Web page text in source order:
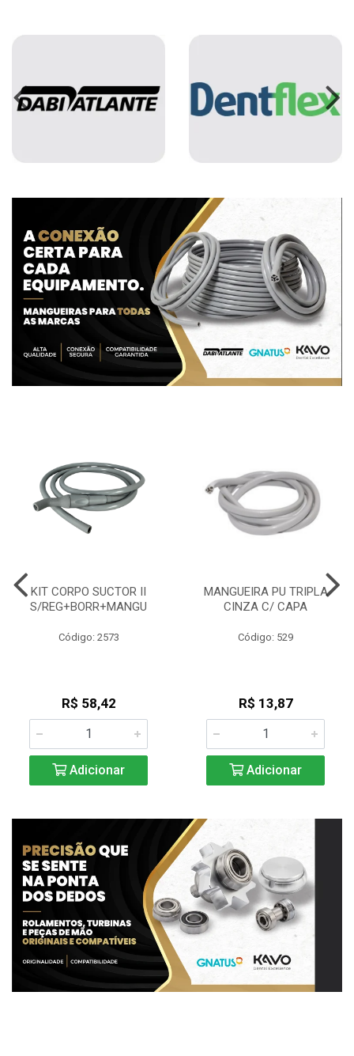
KIT CORPO SUCTOR II
S/REG+BORR+MANGU
Código: 2573
R$ 58,42
Adicionar
MANGUEIRA PU TRIPLA
CINZA C/ CAPA
Código: 529
R$ 13,87
Adicionar